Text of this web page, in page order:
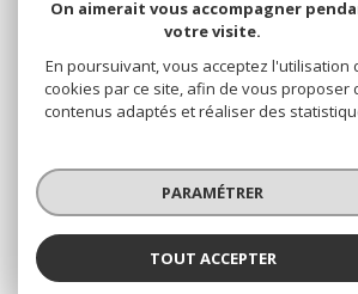
© 2026 | Tous droits réservés
Mentions légales
On aimerait vous accompagner
votre visite.
En poursuivant, vous acceptez l'utilisation
cookies par ce site, afin de vous proposer
contenus adaptés et réaliser des
PARAMÉTRER
TOUT ACCEPTER